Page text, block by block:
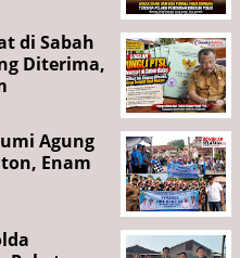
di Sabah
Diterima,
Agung
Enam